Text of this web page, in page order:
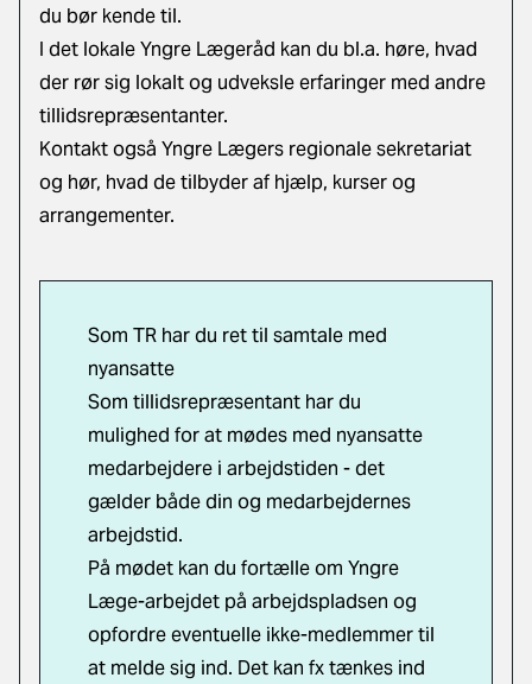
du bør kende til.
I det lokale Yngre Lægeråd kan du bl.a. høre, hvad
der rør sig lokalt og udveksle erfaringer med andre
tillidsrepræsentanter.
Kontakt også Yngre Lægers regionale sekretariat
og hør, hvad de tilbyder af hjælp, kurser og
arrangementer.
Som TR har du ret til samtale med
nyansatte
Som tillidsrepræsentant har du
mulighed for at mødes med nyansatte
medarbejdere i arbejdstiden - det
gælder både din og medarbejdernes
arbejdstid.
På mødet kan du fortælle om Yngre
Læge-arbejdet på arbejdspladsen og
opfordre eventuelle ikke-medlemmer til
at melde sig ind. Det kan fx tænkes ind